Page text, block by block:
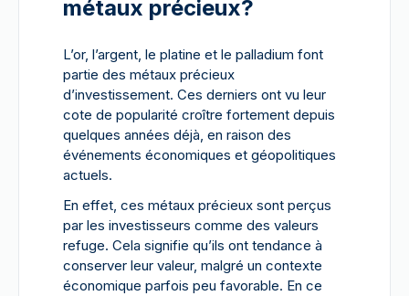
métaux précieux?
L’or, l’argent, le platine et le palladium font
partie des métaux précieux
d’investissement. Ces derniers ont vu leur
cote de popularité croître fortement depuis
quelques années déjà, en raison des
événements économiques et géopolitiques
actuels.
En effet, ces métaux précieux sont perçus
par les investisseurs comme des valeurs
refuge. Cela signifie qu’ils ont tendance à
conserver leur valeur, malgré un contexte
économique parfois peu favorable. En ce